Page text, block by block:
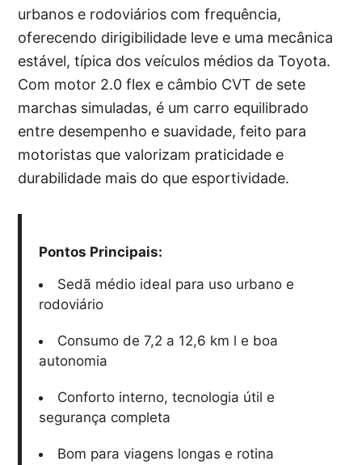
urbanos e rodoviários com frequência,
oferecendo dirigibilidade leve e uma mecânica
estável, típica dos veículos médios da Toyota.
Com motor 2.0 flex e câmbio CVT de sete
marchas simuladas, é um carro equilibrado
entre desempenho e suavidade, feito para
motoristas que valorizam praticidade e
durabilidade mais do que esportividade.
Pontos Principais:
Sedã médio ideal para uso urbano e
rodoviário
Consumo de 7,2 a 12,6 km l e boa
autonomia
Conforto interno, tecnologia útil e
segurança completa
Bom para viagens longas e rotina